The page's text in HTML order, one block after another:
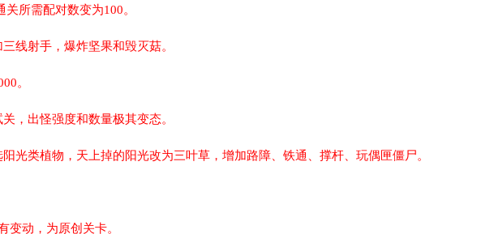
关所需配对数变为100。
线射手，爆炸坚果和毁灭菇。
。
，出怪强度和数量极其变态。
光类植物，天上掉的阳光改为三叶草，增加路障、铁通、撑杆、玩偶匣僵尸。
变动，为原创关卡。